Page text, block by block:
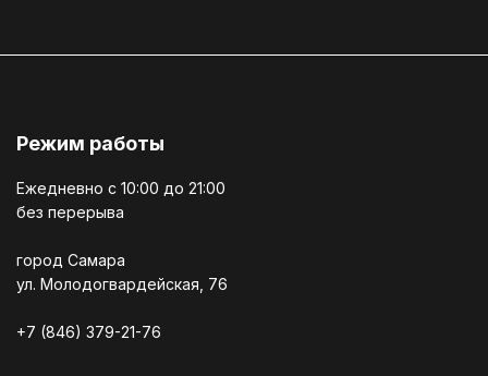
Режим работы
Ежедневно c 10:00 до 21:00
без перерыва
город Самара
ул. Молодогвардейская, 76
+7 (846) 379-21-76